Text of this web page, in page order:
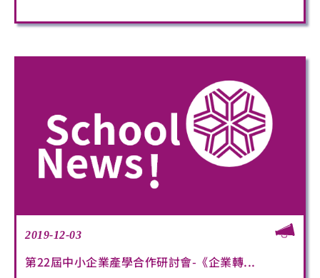
2019-12-03
第22屆中小企業產學合作研討會-《企業轉...